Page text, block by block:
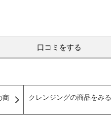
口コミをする
商
クレンジングの商品をみる